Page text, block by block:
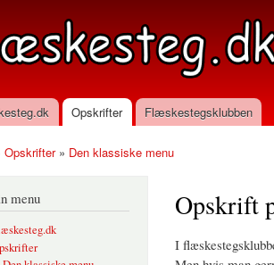
Opskrifter Flæskestegsklubben
Opskrifter» Den klassiske menu
menu Opskrift
I